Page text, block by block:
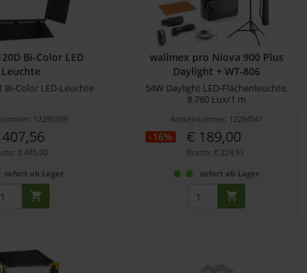
Bi-Color LED
Leuchte
Bi-Color LED-Leuchte
12290369
€ 485,00
sofort ab Lager
walimex pro Niova 900 Plus
Daylight + WT-806
54W Daylight LED-Flächenleuchte,
8.780 Lux/1 m
Artikelnummer: 12284541
-16% € 189,00
Brutto: € 224,91
sofort ab Lager